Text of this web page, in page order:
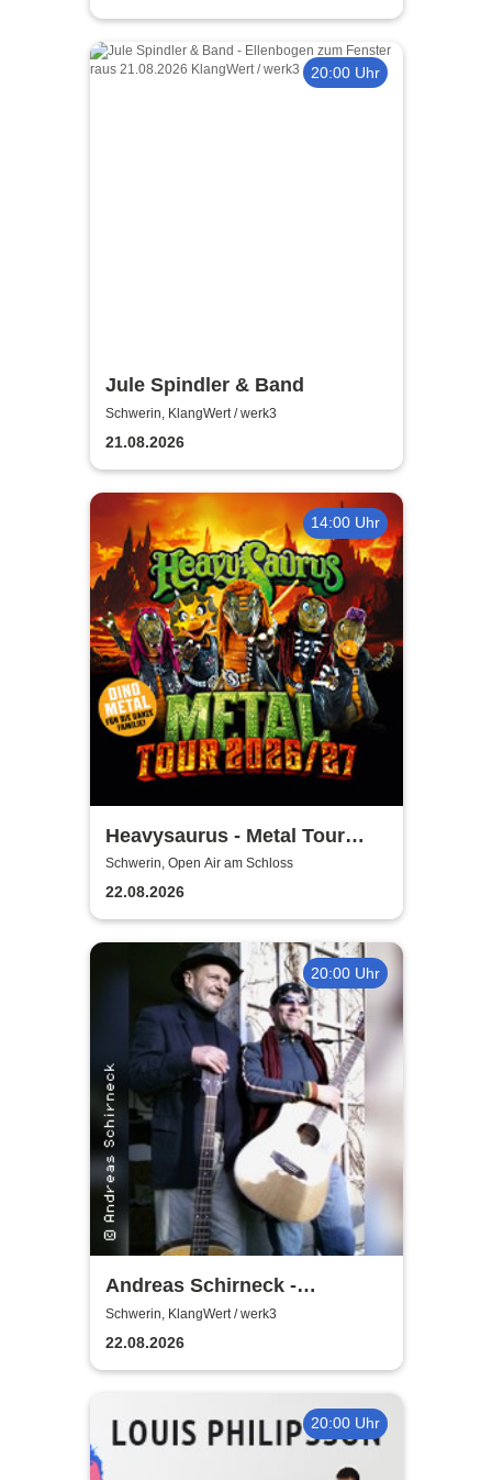
20:00 Uhr
Jule Spindler & Band
Schwerin, KlangWert / werk3
21.08.2026
14:00 Uhr
Heavysaurus - Metal Tour
2026/27
Schwerin, Open Air am Schloss
22.08.2026
20:00 Uhr
Andreas Schirneck -
Remember Klaus Renft |
Sommerkonzerte im werk3!
Schwerin, KlangWert / werk3
22.08.2026
20:00 Uhr